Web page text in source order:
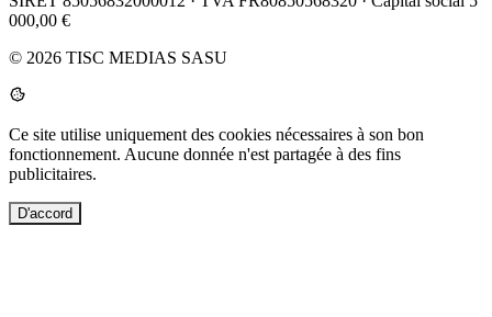
000,00 €
© 2026 TISC MEDIAS SASU
Ce site utilise uniquement des cookies nécessaires à son bon
fonctionnement. Aucune donnée n'est partagée à des fins
publicitaires.
D'accord